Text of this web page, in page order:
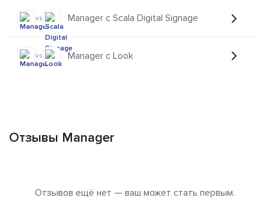
vs Manager с Scala Digital Signage
vs Manager с Look
Отзывы Manager
Отзывов ещё нет — ваш может стать первым.